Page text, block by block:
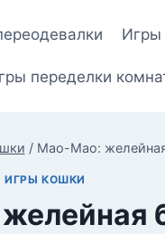
Игры
переделки
/ Мао-Мао:
ИГРЫ КОШКИ